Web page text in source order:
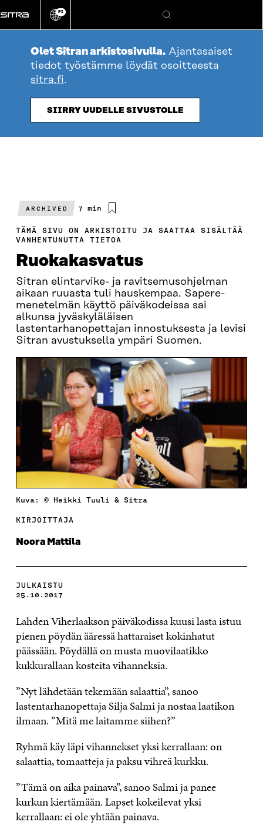
suoraan
sisältöön
Vaihda
kieli
FI
Hae
Olet Sitran arkistosivulla. Ajantasaiset
tiedot työstämme löydät osoitteesta
sitra.fi.
SIIRRY UUDELLE SIVUSTOLLE
ARCHIVED
Arvioitu
7 min
TÄMÄ SIVU ON ARKISTOITU JA SAATTAA SISÄLTÄÄ
VANHENTUNUTTA TIETOA
Ruokakasvatus
Sitran elintarvike- ja ravitsemusohjelman
aikaan ruuasta tuli hauskempaa. Sapere-
menetelmän käyttö päiväkodeissa sai
alkunsa jyväskyläläisen
lastentarhanopettajan innostuksesta ja levisi
Sitran avustuksella ympäri Suomen.
Kuva: © Heikki Tuuli & Sitra
KIRJOITTAJA
Noora Mattila
JULKAISTU
25.10.2017
Lahden Viherlaakson päiväkodissa kuusi lasta istuu
pienen pöydän ääressä hattaraiset kokinhatut
päässään. Pöydällä on musta muovilaatikko
kukkurallaan kosteita vihanneksia.
”Nyt lähdetään tekemään salaattia”, sanoo
lastentarhanopettaja Silja Salmi ja nostaa laatikon
ilmaan. ”Mitä me laitamme siihen?”
Ryhmä käy läpi vihannekset yksi kerrallaan: on
salaattia, tomaatteja ja paksu vihreä kurkku.
”Tämä on aika painava”, sanoo Salmi ja panee
kurkun kiertämään. Lapset kokeilevat yksi
kerrallaan: ei ole yhtään painava.